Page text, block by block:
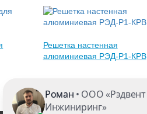
Решетка настенная
алюминиевая РЭД-Р1-КРВ